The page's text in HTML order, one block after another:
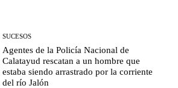
SUCESOS
Agentes de la Policía Nacional de
Calatayud rescatan a un hombre que
estaba siendo arrastrado por la corriente
del río Jalón